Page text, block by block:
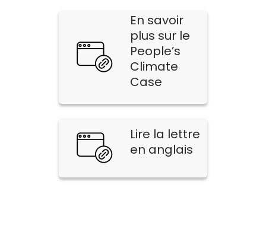
En savoir
plus sur le
People’s
Climate
Case
Lire la lettre
en anglais